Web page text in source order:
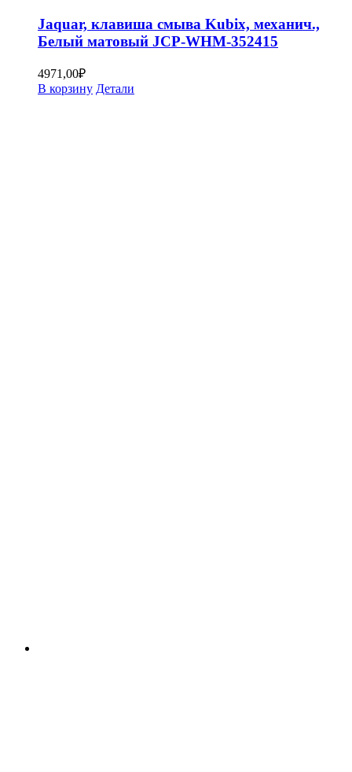
Jaquar, клавиша смыва Kubix, механич.,
Белый матовый JCP-WHM-352415
4971,00₽
В корзину Детали